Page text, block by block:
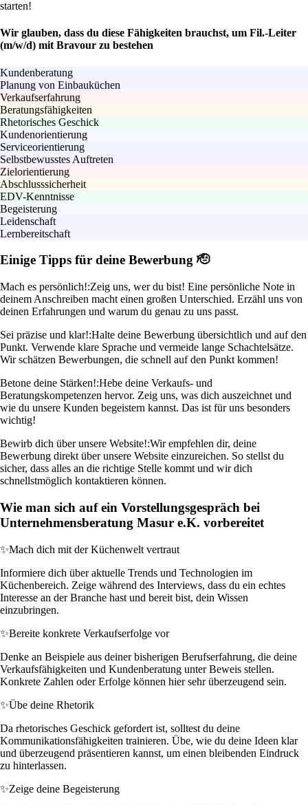
starten!
Wir glauben, dass du diese Fähigkeiten brauchst, um Fil.-Leiter
(m/w/d) mit Bravour zu bestehen
Kundenberatung
Planung von Einbauküchen
Verkaufserfahrung
Beratungsfähigkeiten
Rhetorisches Geschick
Kundenorientierung
Serviceorientierung
Selbstbewusstes Auftreten
Zielorientierung
Abschlusssicherheit
EDV-Kenntnisse
Begeisterung
Leidenschaft
Lernbereitschaft
Einige Tipps für deine Bewerbung 🫡
Mach es persönlich!:Zeig uns, wer du bist! Eine persönliche Note in
deinem Anschreiben macht einen großen Unterschied. Erzähl uns von
deinen Erfahrungen und warum du genau zu uns passt.
Sei präzise und klar!:Halte deine Bewerbung übersichtlich und auf den
Punkt. Verwende klare Sprache und vermeide lange Schachtelsätze.
Wir schätzen Bewerbungen, die schnell auf den Punkt kommen!
Betone deine Stärken!:Hebe deine Verkaufs- und
Beratungskompetenzen hervor. Zeig uns, was dich auszeichnet und
wie du unsere Kunden begeistern kannst. Das ist für uns besonders
wichtig!
Bewirb dich über unsere Website!:Wir empfehlen dir, deine
Bewerbung direkt über unsere Website einzureichen. So stellst du
sicher, dass alles an die richtige Stelle kommt und wir dich
schnellstmöglich kontaktieren können.
Wie man sich auf ein Vorstellungsgespräch bei
Unternehmensberatung Masur e.K. vorbereitet
✨Mach dich mit der Küchenwelt vertraut
Informiere dich über aktuelle Trends und Technologien im
Küchenbereich. Zeige während des Interviews, dass du ein echtes
Interesse an der Branche hast und bereit bist, dein Wissen
einzubringen.
✨Bereite konkrete Verkaufserfolge vor
Denke an Beispiele aus deiner bisherigen Berufserfahrung, die deine
Verkaufsfähigkeiten und Kundenberatung unter Beweis stellen.
Konkrete Zahlen oder Erfolge können hier sehr überzeugend sein.
✨Übe deine Rhetorik
Da rhetorisches Geschick gefordert ist, solltest du deine
Kommunikationsfähigkeiten trainieren. Übe, wie du deine Ideen klar
und überzeugend präsentieren kannst, um einen bleibenden Eindruck
zu hinterlassen.
✨Zeige deine Begeisterung